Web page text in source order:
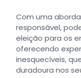
Com uma
responsável,
eleição para os
oferecendo
inesquecíveis,
duradoura nos